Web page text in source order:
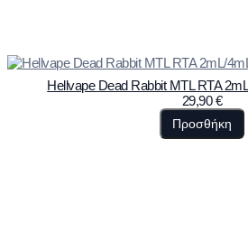
Hellvape Dead Rabbit MTL RTA
29,90€
Προσθήκη